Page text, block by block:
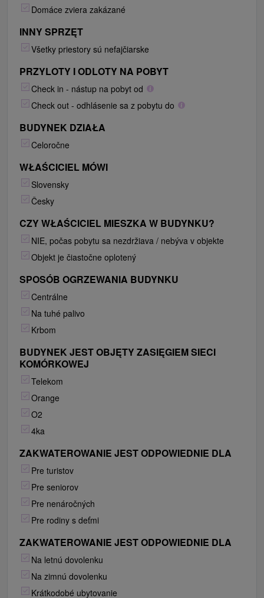
Domáce zviera zakázané
INNY SPRZĘT
Všetky priestory sú nefajčiarske
PRZYLOTY I ODLOTY NA POBYT
Check in - nástup na pobyt od
Check out - odhlásenie sa z pobytu do
BUDYNEK DZIAŁA
Celoročne
WŁAŚCICIEL MÓWI
Slovensky
Česky
CZY WŁAŚCICIEL MIESZKA W BUDYNKU?
NIE, počas pobytu sa nezdržiava / nebýva v objekte
Objekt je čiastočne oplotený
SPOSÓB OGRZEWANIA BUDYNKU
Centrálne
Na tuhé palivo
Krbom
BUDYNEK JEST OBJĘTY ZASIĘGIEM SIECI
KOMÓRKOWEJ
Telekom
Orange
O2
4ka
ZAKWATEROWANIE JEST ODPOWIEDNIE DLA
Pre turistov
Pre seniorov
Pre nenáročných
Pre rodiny s deťmi
ZAKWATEROWANIE JEST ODPOWIEDNIE DLA
Na letnú dovolenku
Na zimnú dovolenku
Krátkodobé ubytovanie